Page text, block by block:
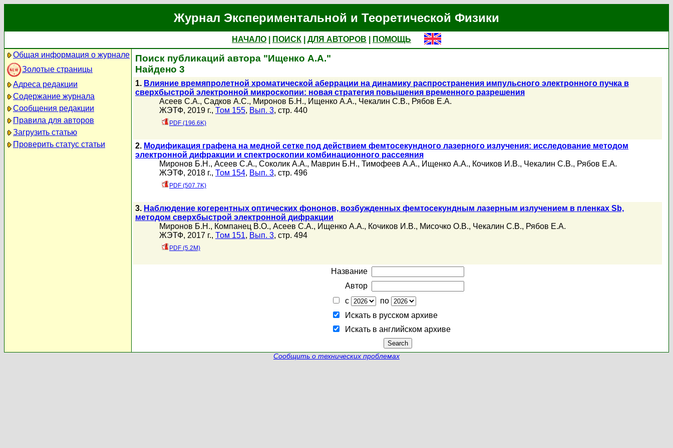
Журнал Экспериментальной и Теоретической Физики
НАЧАЛО ПОИСК ДЛЯ АВТОРОВ
ПОМОЩЬ
Общая информация о журнале
Золотые страницы
Адреса редакции
Содержание журнала
Сообщения редакции
Правила для авторов
Загрузить статью
Проверить статус статьи
Поиск публикаций автора "Ищенко А.А."
Найдено 3
1. Влияние времяпролетной хроматической аберрации на динамику распространения импульсного электронного пучка в
сверхбыстрой электронной микроскопии: новая стратегия повышения временного разрешения
Асеев С.А., Садков А.С., Миронов Б.Н., Ищенко А.А., Чекалин С.В., Рябов Е.А.
ЖЭТФ, 2019 г., Том 155, Вып. 3, стр. 440
PDF (196.6K)
2. Модификация графена на медной сетке под действием фемтосекундного лазерного излучения: исследование методом
электронной дифракции и спектроскопии комбинационного рассеяния
Миронов Б.Н., Асеев С.А., Соколик А.А., Маврин Б.Н., Тимофеев А.А., Ищенко А.А., Кочиков И.В., Чекалин С.В., Рябов Е.А.
ЖЭТФ, 2018 г., Том 154, Вып. 3, стр. 496
PDF (507.7K)
3. Наблюдение когерентных оптических фононов, возбужденных фемтосекундным лазерным излучением в пленках Sb,
методом сверхбыстрой электронной дифракции
Миронов Б.Н., Компанец В.О., Асеев С.А., Ищенко А.А., Кочиков И.В., Мисочко О.В., Чекалин С.В., Рябов Е.А.
ЖЭТФ, 2017 г., Том 151, Вып. 3, стр. 494
PDF (5.2M)
Название
Автор
с
по
Искать в русском архиве
Искать в английском архиве
Сообщить о технических проблемах